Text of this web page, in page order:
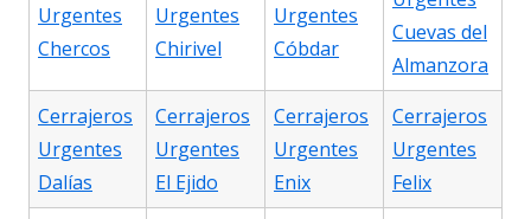
Urgentes
Chercos
Urgentes
Chirivel
Urgentes
Cóbdar
Cuevas del
Almanzora
Cerrajeros
Urgentes
Dalías
Cerrajeros
Urgentes
El Ejido
Cerrajeros
Urgentes
Enix
Cerrajeros
Urgentes
Felix